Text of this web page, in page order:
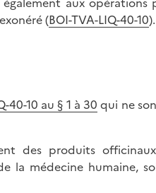
(BOI-TVA-LIQ-40-10).
40-10 au § 1 à 30 qui ne
des produits
la médecine humaine,